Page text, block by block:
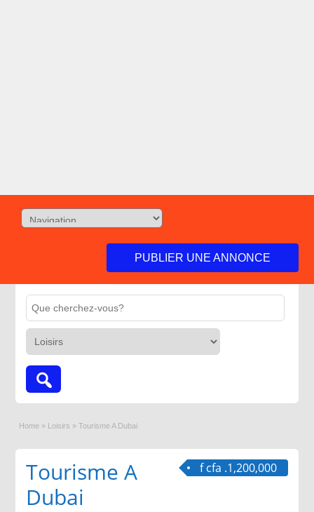
PUBLIER UNE ANNONCE
Home » Loisirs » Tourisme A Dubai
f cfa .1,200,000
Tourisme A
Dubai